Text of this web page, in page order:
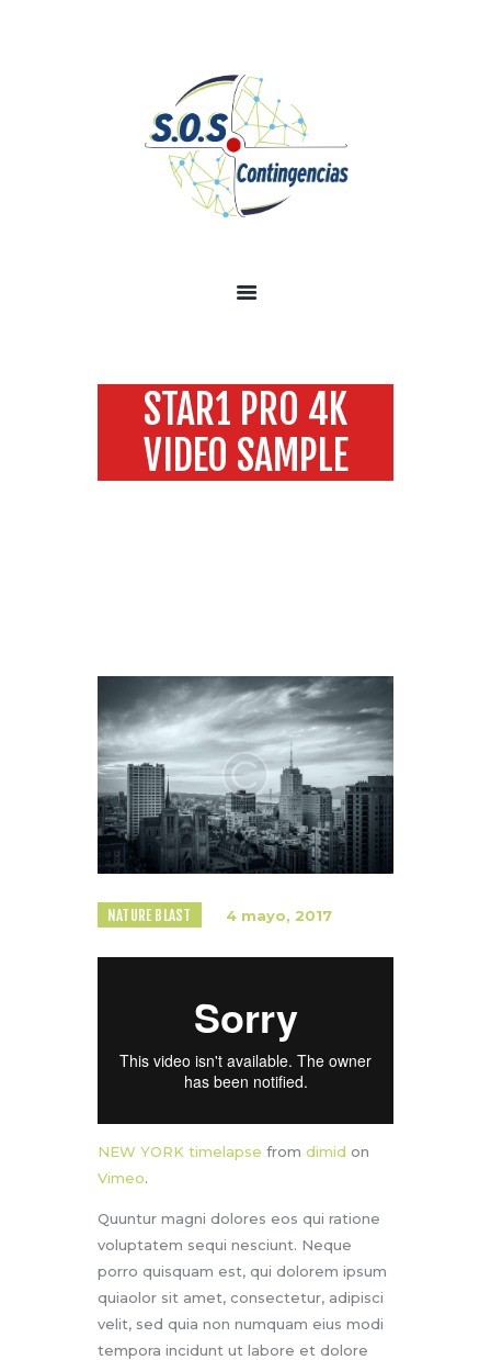
STAR1 PRO 4K
VIDEO SAMPLE
INICIO
SOBRE NOSOTROS
SERVICIOS
TECNOLOGÍA SEGURIDAD
NATURE BLAST 4 mayo, 2017
NEW YORK timelapse from dimid on
Vimeo.
Quuntur magni dolores eos qui ratione
voluptatem sequi nesciunt. Neque
porro quisquam est, qui dolorem ipsum
quiaolor sit amet, consectetur, adipisci
velit, sed quia non numquam eius modi
tempora incidunt ut labore et dolore